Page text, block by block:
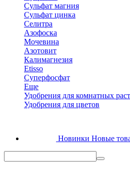
Сульфат магния
Сульфат цинка
Селитра
Азофоска
Мочевина
Азотовит
Калимагнезия
Etisso
Суперфосфат
Еще
Удобрения для комнатных
Удобрения для цветов
Новинки Новые